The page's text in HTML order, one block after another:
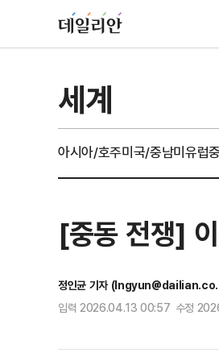
세계
아시아/호주미국/중남미유럽
[중동 전쟁]
정인균 기자
입력 2026.04.13 00:57 수정